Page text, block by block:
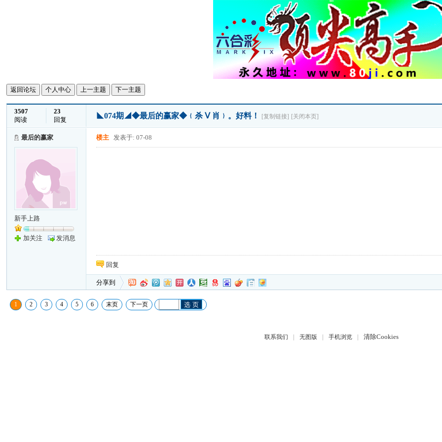
返回论坛 个人中心 上一主题 下一主题
3507
阅读
23
回复
◣074期◢◆最后的赢家◆﹛杀 Ⅴ 肖﹜。好料！ [复制链接] [关闭本页]
最后的赢家
新手上路
加关注 发消息
楼主 发表于: 07-08
回复
分享到
1 2 3 4 5 6 末页 下一页 选 页
联系我们 | 无图版 | 手机浏览 | 清除Cookies